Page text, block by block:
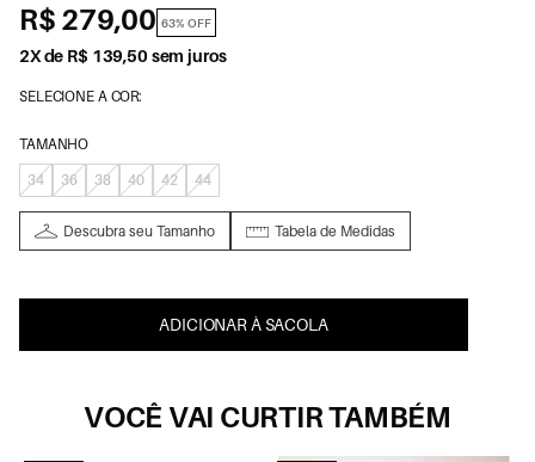
R$ 279,00 63% OFF
2X de R$ 139,50 sem juros
SELECIONE A COR:
TAMANHO
34
36 38 40 42 44
Descubra seu Tamanho Tabela de Medidas
ADICIONAR À SACOLA
VOCÊ VAI CURTIR TAMBÉM